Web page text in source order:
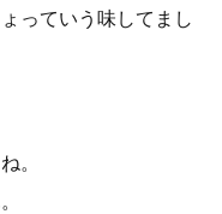
っていう味してまし
。